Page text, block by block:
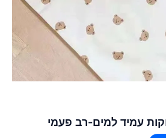
עמיד למים-רב פעמי